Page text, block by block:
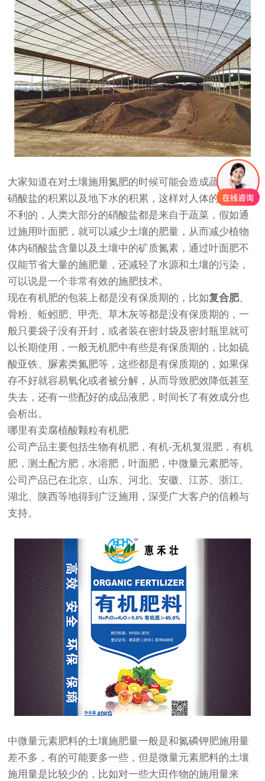
大家知道在对土壤施用氮肥的时候可能会造成蔬菜中的
硝酸盐的积累以及地下水的积累，这样对人体的健康是
不利的，人类大部分的硝酸盐都是来自于蔬菜，假如通
过施用叶面肥，就可以减少土壤的肥量，从而减少植物
体内硝酸盐含量以及土壤中的矿质氮素，通过叶面肥不
仅能节省大量的施肥量，还减轻了水源和土壤的污染，
可以说是一个非常有效的施肥技术。
现在有机肥的包装上都是没有保质期的，比如复合肥、
骨粉、蚯蚓肥、甲壳、草木灰等都是没有保质期的，一
般只要袋子没有开封，或者装在密封袋及密封瓶里就可
以长期使用，一般无机肥中有些是有保质期的，比如硫
酸亚铁、脲素类氮肥等，这些都是有保质期的，如果保
存不好就容易氧化或者被分解，从而导致肥效降低甚至
失去，还有一些配好的成品液肥，时间长了有效成分也
会析出。
哪里有卖腐植酸颗粒有机肥
公司产品主要包括生物有机肥，有机-无机复混肥，有机
肥，测土配方肥，水溶肥，叶面肥，中微量元素肥等。
公司产品已在北京、山东、河北、安徽、江苏、浙江、
湖北、陕西等地得到广泛施用，深受广大客户的信赖与
支持。
中微量元素肥料的土壤施肥量一般是和氮磷钾肥施用量
差不多，有的可能要多一些，但是微量元素肥料的土壤
施用量是比较少的，比如对一些大田作物的施用量来